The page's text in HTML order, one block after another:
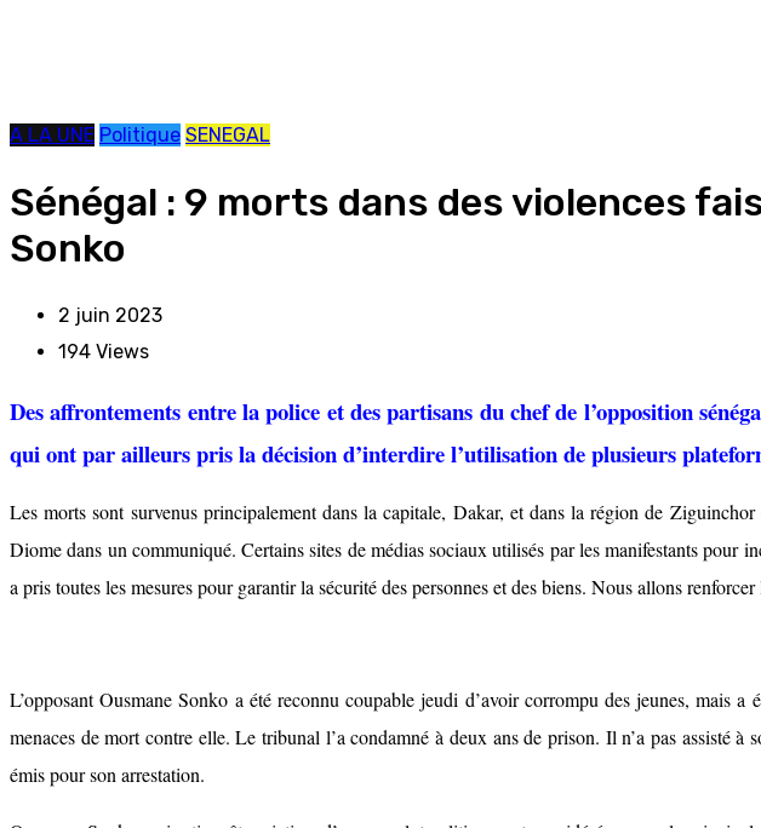
A LA UNE Politique SENEGAL
Sénégal : 9 morts dans des violences
Sonko
2 juin 2023
194 Views
Des affrontements entre la police et des partisans du chef de l’opposition
qui ont par ailleurs pris la décision d’interdire l’utilisation de plusieurs
Les morts sont survenus principalement dans la capitale, Dakar, et dans la région de
Diome dans un communiqué. Certains sites de médias sociaux utilisés par les manifestants
a pris toutes les mesures pour garantir la sécurité des personnes et des biens. Nous allons
L’opposant Ousmane Sonko a été reconnu coupable jeudi d’avoir corrompu des jeunes, mais
menaces de mort contre elle. Le tribunal l’a condamné à deux ans de prison. Il n’a pas assisté
émis pour son arrestation.